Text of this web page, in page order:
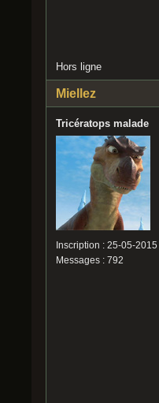
Hors ligne
Miellez
Tricératops malade
Inscription : 25-05-2015
Messages : 792